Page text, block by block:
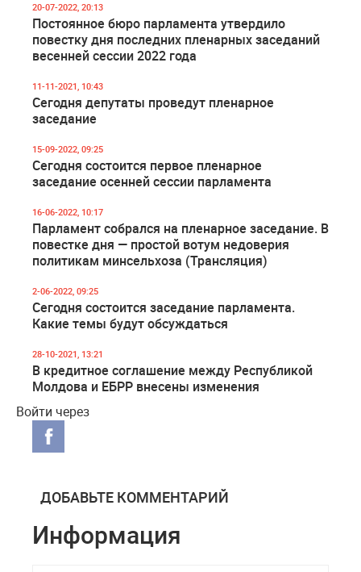
20-07-2022, 20:13
Постоянное бюро парламента утвердило
повестку дня последних пленарных заседаний
весенней сессии 2022 года
11-11-2021, 10:43
Сегодня депутаты проведут пленарное
заседание
15-09-2022, 09:25
Сегодня состоится первое пленарное
заседание осенней сессии парламента
16-06-2022, 10:17
Парламент собрался на пленарное заседание. В
повестке дня — простой вотум недоверия
политикам минсельхоза (Трансляция)
2-06-2022, 09:25
Сегодня состоится заседание парламента.
Какие темы будут обсуждаться
28-10-2021, 13:21
В кредитное соглашение между Республикой
Молдова и ЕБРР внесены изменения
Войти через
ДОБАВЬТЕ КОММЕНТАРИЙ
Информация